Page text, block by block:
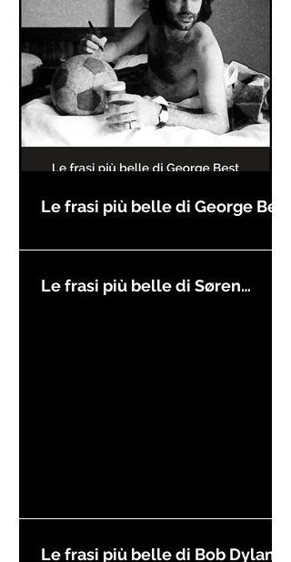
Le frasi più belle di George Best
Le frasi più belle di Søren
Le frasi più belle di Bob Dylan